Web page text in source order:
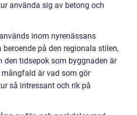
använda sig av betong och
inom nyrenässans
på den regionala stilen,
den tidsepok som byggnaden är
mångfald är vad som gör
så intressant och rik på